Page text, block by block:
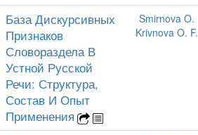
База Дискурсивных
Признаков
Словораздела В
Устной Русской
Речи: Структура,
Состав И Опыт
Применения
Smirnova O.
Krivnova O. F.